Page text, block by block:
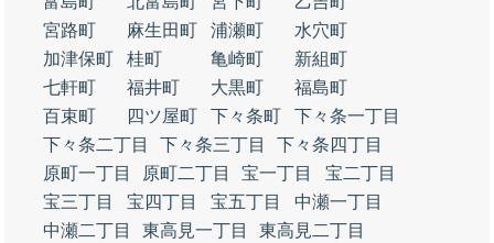
宮路町
麻生田町 浦瀬町
水穴町
加津保町
桂町 亀崎町
新組町
七軒町
福井町 大黒町
福島町
百束町
四ツ屋町 下々条町
下々条一丁目
下々条二丁目
下々条三丁目
下々条四丁目
原町一丁目
原町二丁目 宝一丁目
宝二丁目
宝三丁目
宝四丁目 宝五丁目
中瀬一丁目
中瀬二丁目
東高見一丁目
東高見二丁目